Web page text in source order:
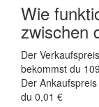
Wie
zwischen
Der
bekommst du
Der
du 0,01 €